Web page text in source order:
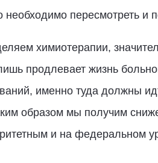
необходимо пересмотреть
химиотерапии,
продлевает жизнь
именно туда должны
образом мы получим
и на федеральном